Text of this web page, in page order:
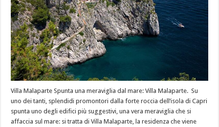
Villa Malaparte Spunta una meraviglia dal mare: Villa Malaparte. Su
uno dei tanti, splendidi promontori dalla forte roccia dell’isola di Capri
spunta uno degli edifici più suggestivi, una vera meraviglia che si
affaccia sul mare: si tratta di Villa Malaparte, la residenza che viene